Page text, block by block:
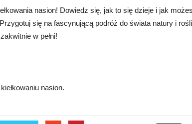
nasion! Dowiedz się, jak to się dzieje i jak
się na fascynującą podróż do świata natury i
w pełni!
nasion.